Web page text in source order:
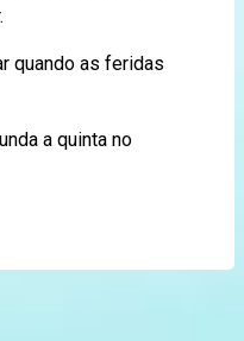
quando as feridas
a quinta no